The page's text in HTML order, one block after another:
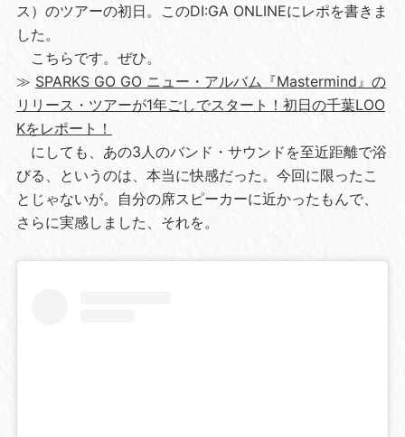
ス）のツアーの初日。このDI:GA ONLINEにレポを書きま
した。
こちらです。ぜひ。
≫ SPARKS GO GO ニュー・アルバム『Mastermind』の
リリース・ツアーが1年ごしでスタート！初日の千葉LOO
Kをレポート！
にしても、あの3人のバンド・サウンドを至近距離で浴
びる、というのは、本当に快感だった。今回に限ったこ
とじゃないが。自分の席スピーカーに近かったもんで、
さらに実感しました、それを。